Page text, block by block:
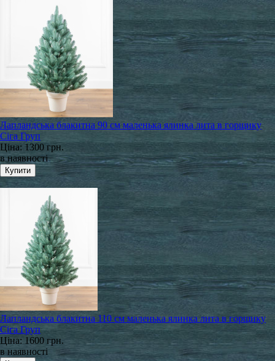
Лапландська блакитна 90 см маленька ялинка лита в горщику
Сіга Груп
Ціна: 1300 грн.
в наявності
Лапландська блакитна 110 см маленька ялинка лита в горщику
Сіга Груп
Ціна: 1600 грн.
в наявності